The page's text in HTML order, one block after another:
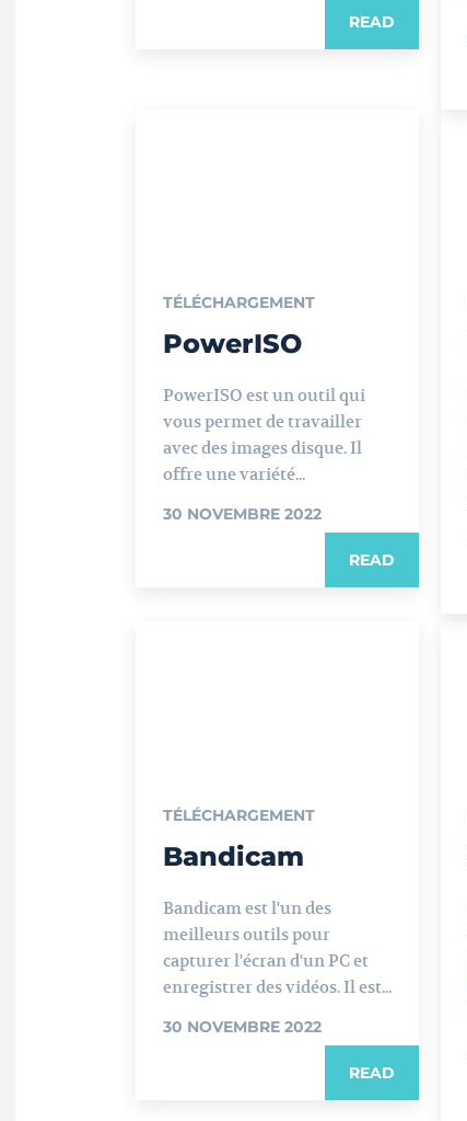
READ
TÉLÉCHARGEMENT
PowerISO
PowerISO est un outil qui
vous permet de travailler
avec des images disque. Il
offre une variété...
30 NOVEMBRE 2022
READ
TÉLÉCHARGEMENT
Bandicam
Bandicam est l'un des
meilleurs outils pour
capturer l'écran d'un PC et
enregistrer des vidéos. Il est...
30 NOVEMBRE 2022
READ